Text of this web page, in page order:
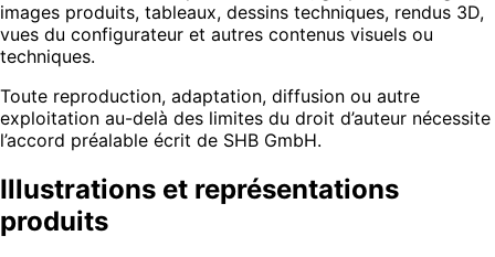
images produits, tableaux, dessins techniques, rendus 3D,
vues du configurateur et autres contenus visuels ou
techniques.
Toute reproduction, adaptation, diffusion ou autre
exploitation au-delà des limites du droit d’auteur nécessite
l’accord préalable écrit de SHB GmbH.
Illustrations et représentations
produits